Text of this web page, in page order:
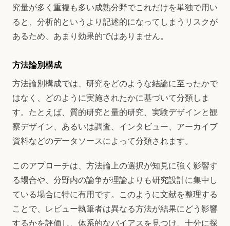
究量が多く重複も多い成熟分野でこれだけを単独で用い
ると、分析的というより記述的になってしまうリスクが
あるため、あまり効果的ではありません。
方法論別構成
方法論別構成では、研究をどのような結論に至ったかで
はなく、どのように実施されたかに基づいて分類しま
す。たとえば、質的研究と量的研究、実験デザインと観
察デザイン、あるいは調査、インタビュー、アーカイブ
資料などのデータソースによって分類されます。
このアプローチは、方法論上の選択が知見に強く影響す
る場合や、分野内の論争が理論よりも研究設計に集中し
ている場合に特に有用です。このように文献を整理する
ことで、レビュー執筆者は異なる方法が結果にどう影響
するかを評価し、体系的なバイアスを見つけ、十分に探